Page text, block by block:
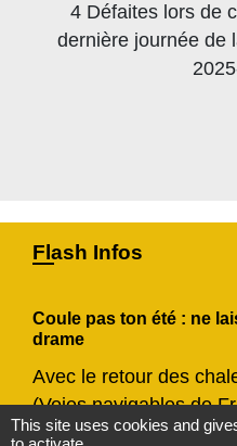
4 Défaites lors de
dernière journée de
Flash Infos
Coule pas ton été : ne
drame
Avec le retour des
(Voies navigables de
risques liés à la
This site uses cookies and